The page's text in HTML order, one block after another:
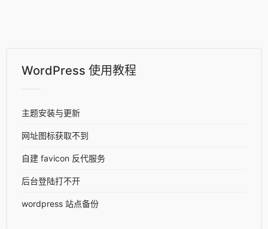
WordPress 使用教程
主题安装与更新
网址图标获取不到
自建 favicon 反代服务
后台登陆打不开
wordpress 站点备份